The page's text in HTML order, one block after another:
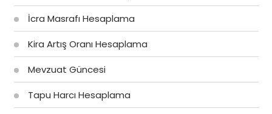
İcra Masrafı Hesaplama
Kira Artış Oranı Hesaplama
Mevzuat Güncesi
Tapu Harcı Hesaplama